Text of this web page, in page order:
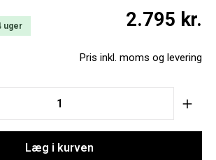
2.795 kr.
Pris inkl. moms og levering
uger
Enter the desired
Læg i kurven